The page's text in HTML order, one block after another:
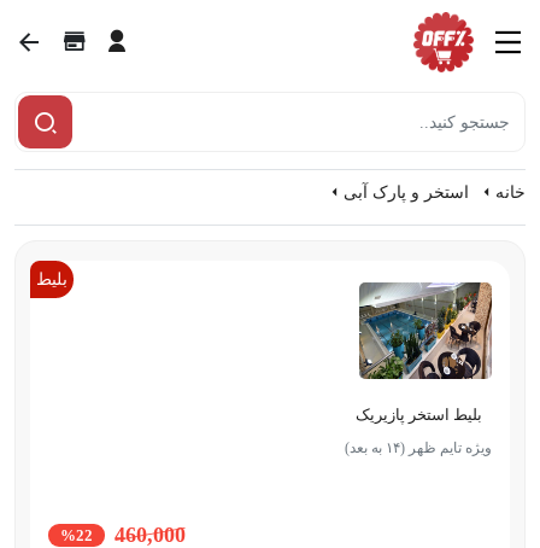
خانه استخر و پارک آبی
بلیط استخر پازیریک
ویژه تایم ظهر (۱۴ به بعد)
بلیط
460,000
%22